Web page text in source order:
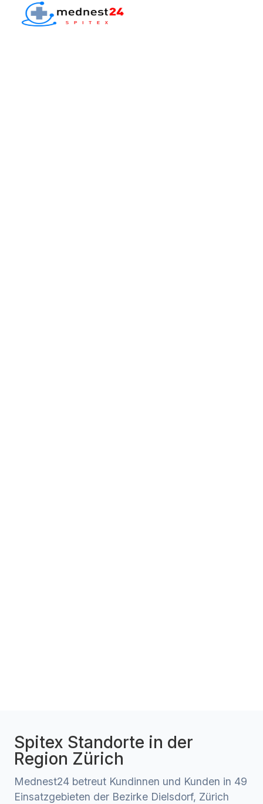
Spitex Standorte in der
Region Zürich
Mednest24 betreut Kundinnen und Kunden in 49
Einsatzgebieten der Bezirke Dielsdorf, Zürich